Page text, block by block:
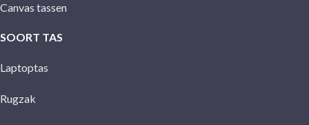
Canvas tassen
SOORT TAS
Laptoptas
Rugzak